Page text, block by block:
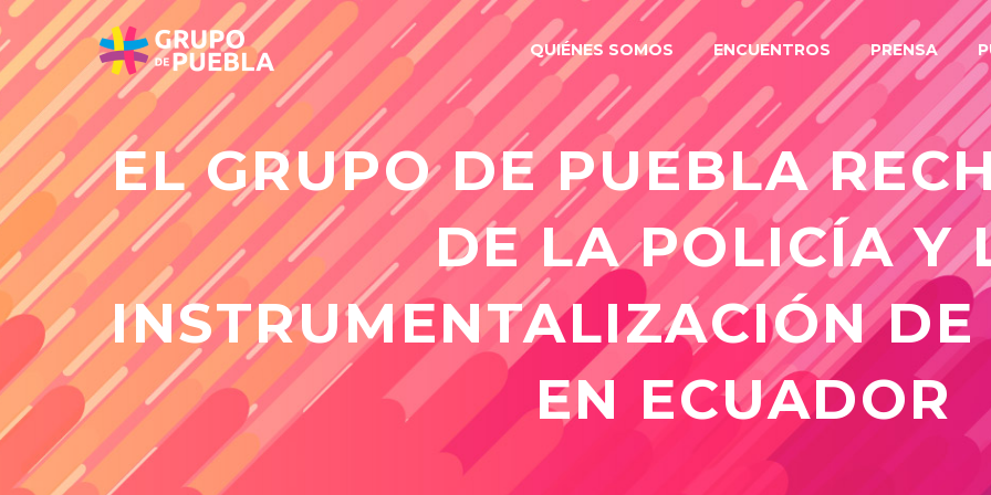
QUIÉNES SOMOS ENCUENTROS PRENSA
EL GRUPO DE PUEBLA
DE LA POLICÍA Y
INSTRUMENTALIZACIÓN
EN ECUADOR